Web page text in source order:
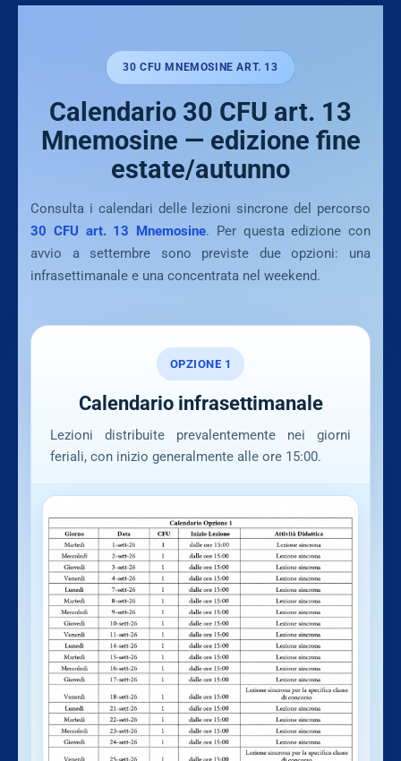
30 CFU MNEMOSINE ART. 13
Calendario 30 CFU art. 13
Mnemosine — edizione fine
estate/autunno
Consulta i calendari delle lezioni sincrone del percorso
30 CFU art. 13 Mnemosine. Per questa edizione con
avvio a settembre sono previste due opzioni: una
infrasettimanale e una concentrata nel weekend.
OPZIONE 1
Calendario infrasettimanale
Lezioni distribuite prevalentemente nei giorni
feriali, con inizio generalmente alle ore 15:00.